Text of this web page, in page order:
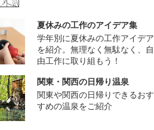
夏休みの工作のアイデア集
学年別に夏休みの工作アイデア
を紹介。無理なく無駄なく、自
由工作に取り組もう！
関東・関西の日帰り温泉
関東や関西の日帰りできるおす
すめの温泉をご紹介